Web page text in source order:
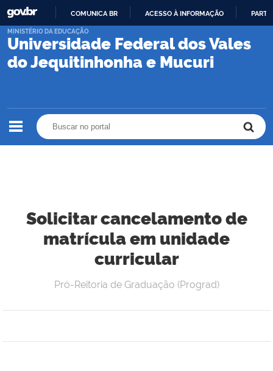
PARA
CONTEÚDO
COMUNICA BR ACESSO À INFORMAÇÃO
Universidade Federal dos Vales
do Jequitinhonha e Mucuri
MINISTÉRIO DA EDUCAÇÃO
Solicitar cancelamento de
matrícula em unidade
curricular
Pró-Reitoria de Graduação (Prograd)